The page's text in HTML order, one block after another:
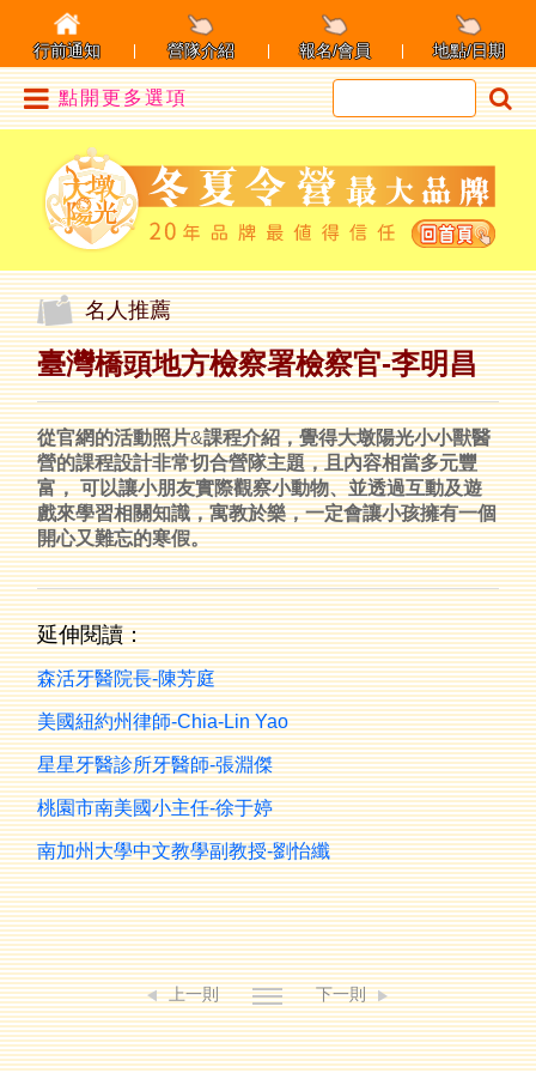
點開更多選項
行前通知 營隊介紹 報名/會員 地點/日期
名人推薦
臺灣橋頭地方檢察署檢察官-李明昌
從官網的活動照片&課程介紹，覺得大墩陽光小小獸醫
營的課程設計非常切合營隊主題，且內容相當多元豐
富， 可以讓小朋友實際觀察小動物、並透過互動及遊
戲來學習相關知識，寓教於樂，一定會讓小孩擁有一個
開心又難忘的寒假。
延伸閱讀：
森活牙醫院長-陳芳庭
美國紐約州律師-Chia-Lin Yao
星星牙醫診所牙醫師-張淵傑
桃園市南美國小主任-徐于婷
南加州大學中文教學副教授-劉怡纖
上一則 下一則